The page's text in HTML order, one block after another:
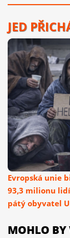
JED
Evropská unie
93,3 milionu
pátý obyvatel
MOHLO BY